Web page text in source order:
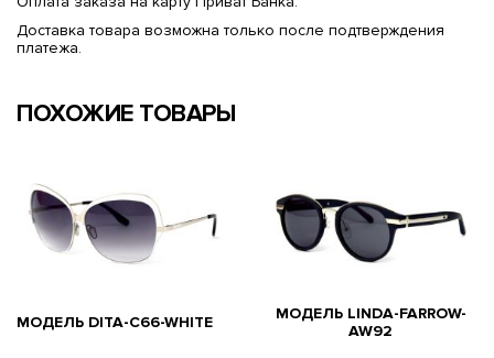
Доставка товара возможна только после подтверждения
платежа.
ПОХОЖИЕ ТОВАРЫ
МОДЕЛЬ DITA-C66-WHITE
МОДЕЛЬ LINDA-FARROW-
AW92